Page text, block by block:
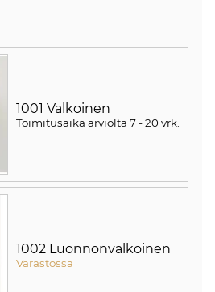
1001 Valkoinen
Toimitusaika arviolta 7 - 20 vrk
1002 Luonnonvalkoinen
Varastossa